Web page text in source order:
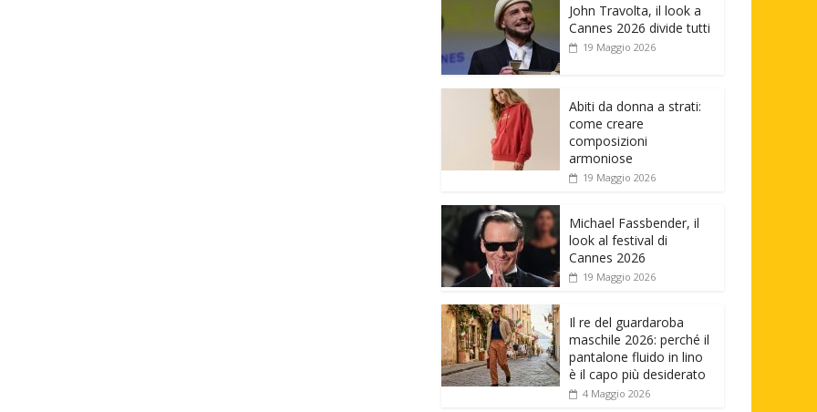
John Travolta, il look a
Cannes 2026 divide tutti
19 Maggio 2026
Abiti da donna a strati:
come creare
composizioni
armoniose
19 Maggio 2026
Michael Fassbender, il
look al festival di
Cannes 2026
19 Maggio 2026
Il re del guardaroba
maschile 2026: perché il
pantalone fluido in lino
è il capo più desiderato
4 Maggio 2026